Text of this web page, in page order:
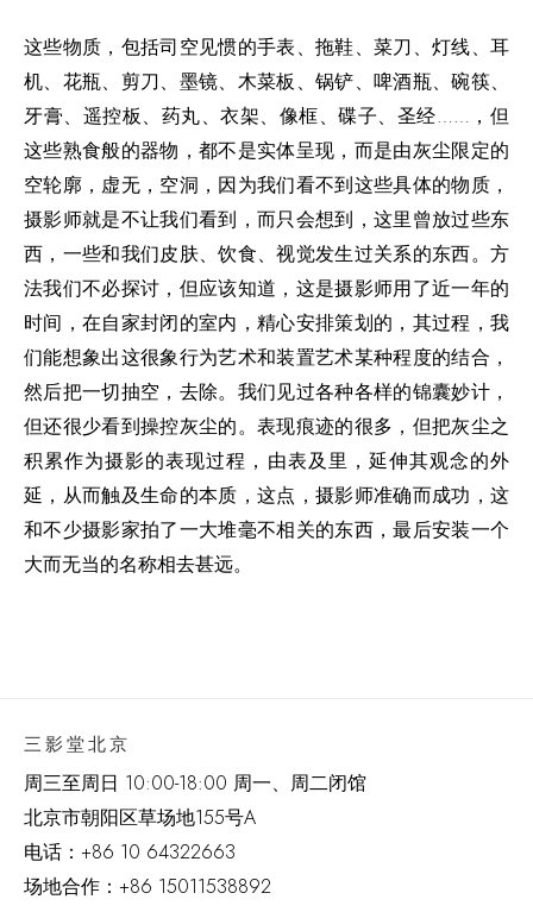
这些物质，包括司空见惯的手表、拖鞋、菜刀、灯线、耳
机、花瓶、剪刀、墨镜、木菜板、锅铲、啤酒瓶、碗筷、
牙膏、遥控板、药丸、衣架、像框、碟子、圣经……，但
这些熟食般的器物，都不是实体呈现，而是由灰尘限定的
空轮廓，虚无，空洞，因为我们看不到这些具体的物质，
摄影师就是不让我们看到，而只会想到，这里曾放过些东
西，一些和我们皮肤、饮食、视觉发生过关系的东西。方
法我们不必探讨，但应该知道，这是摄影师用了近一年的
时间，在自家封闭的室内，精心安排策划的，其过程，我
们能想象出这很象行为艺术和装置艺术某种程度的结合，
然后把一切抽空，去除。我们见过各种各样的锦囊妙计，
但还很少看到操控灰尘的。表现痕迹的很多，但把灰尘之
积累作为摄影的表现过程，由表及里，延伸其观念的外
延，从而触及生命的本质，这点，摄影师准确而成功，这
和不少摄影家拍了一大堆毫不相关的东西，最后安装一个
大而无当的名称相去甚远。
三影堂北京
周三至周日 10:00-18:00 周一、周二闭馆
北京市朝阳区草场地155号A
电话： +86 10 64322663
场地合作：+86 15011538892